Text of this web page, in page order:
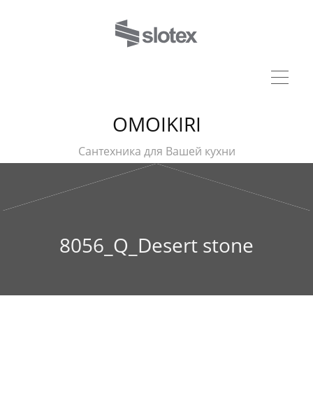
OMOIKIRI
Сантехника для Вашей кухни
8056_Q_Desert stone